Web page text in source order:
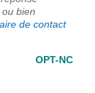
bien
de contact
OPT-NC